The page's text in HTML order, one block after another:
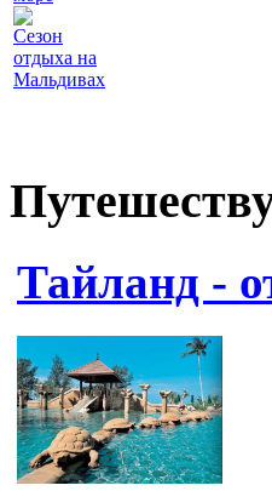
Сезон
отдыха на
Мальдивах
Тайланд -